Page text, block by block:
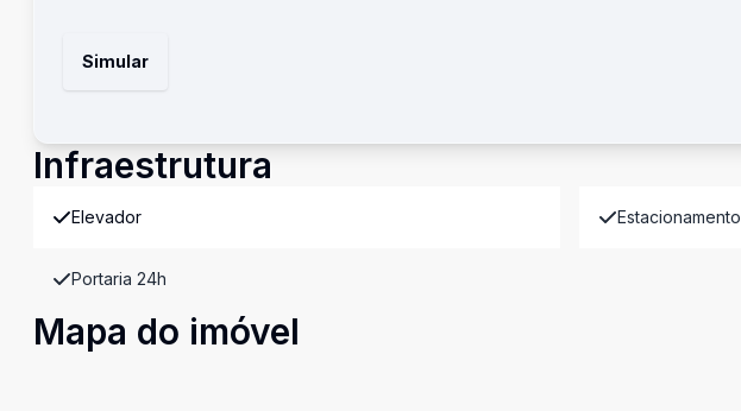
Simular
Infraestrutura
Elevador Estacionamento
Portaria 24h
Mapa do imóvel